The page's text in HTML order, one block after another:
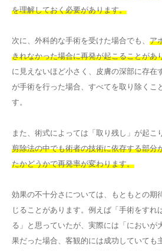
を理解しておく必要があります。
次に、外科的な手術を受けた場合でも、 ア
きれなかった場合に再発が起こることがあ
に見えないほど小さく、皮膚の深部に存在
が手術を行った場合、すべてを取り除くこ
す。
また、術式によっては「取り残し」が起こ
剪除法の中でも術者の技術に依存する部分
たかどうかで再発率が変わります。
効果の不十分さについては、もともとの期
じることがあります。例えば「手術をすれ
る」と思っていたが、実際には「においが
果だった場合、客観的には成功していても